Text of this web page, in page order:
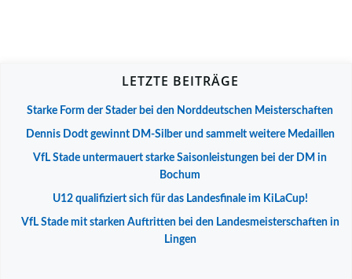
LETZTE BEITRÄGE
Starke Form der Stader bei den Norddeutschen Meisterschaften
Dennis Dodt gewinnt DM-Silber und sammelt weitere Medaillen
VfL Stade untermauert starke Saisonleistungen bei der DM in
Bochum
U12 qualifiziert sich für das Landesfinale im KiLaCup!
VfL Stade mit starken Auftritten bei den Landesmeisterschaften in
Lingen